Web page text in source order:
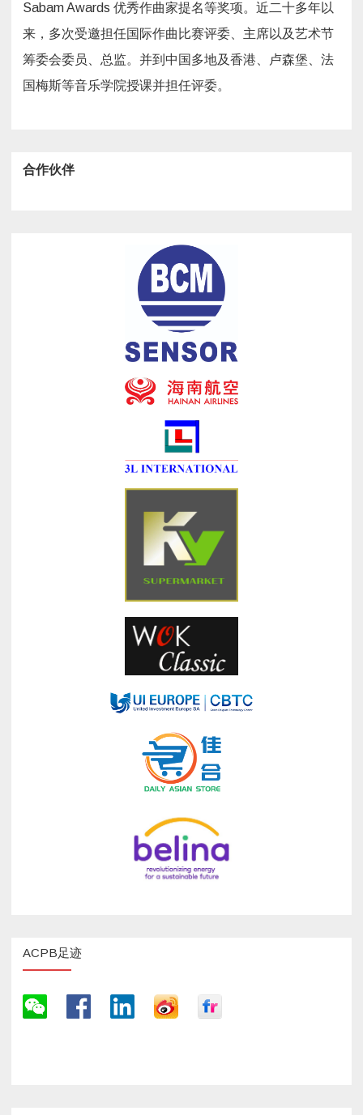
Sabam Awards 优秀作曲家提名等奖项。近二十多年以
来，多次受邀担任国际作曲比赛评委、主席以及艺术节
筹委会委员、总监。并到中国多地及香港、卢森堡、法
国梅斯等音乐学院授课并担任评委。
合作伙伴
ACPB足迹